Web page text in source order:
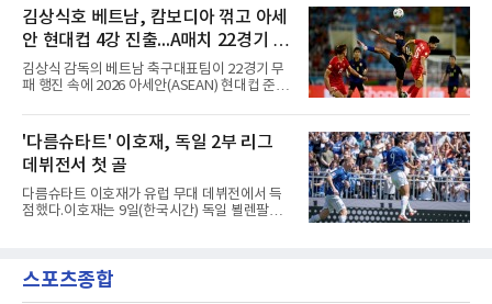
이컵 샤펠버그의 크로스가 걷혀 나오자 에디 세
구라가 페널티아크 왼쪽에서 오
인 AFC 챔피언스리그2(ACL2)로 향한다. 강원은
2024시즌 K리그1 준우승 자격으로 나선 지난 시
즌 ACLE에서 창단 첫 아시아 무대를 경험하며
16강에 진출했고, 2025시즌 리그 5위로 이번 출
전권을 얻었다.감바 오사카는 2025-2026시즌
ACL2 결승에서 크리스티아누 호날두의 소속팀
기세도 좋다.최근 리그 2연패로 상승세가 끊긴
강원은 이번 승리로 반등을 노린다. 김대
김상식호 베트남, 캄보디아 꺾고 아세
안 현대컵 4강 진출...A매치 22경기 무
패 질주
김상식 감독의 베트남 축구대표팀이 22경기 무
패 행진 속에 2026 아세안(ASEAN) 현대컵 준결
딘 국립경기장에서 열린 캄보디아와의 조별리그
A조 4차전에서 응우옌 딘 박의 2골과 상대 자책
골을 묶어 3-1로 이겼다. 3승 1무 승점 10으로
싱가포르(승점 8)를 제치고 조 1위를 차지했고,
A매치 연속 무패는 22경기(19승 3무)로 늘렸다.
종전 자국 기록은 18경기였다.2년마다 열리는
현대컵은 '동남아의 월드컵'으로 불리며, 스즈키
패와 통산 4번째 우승을 노린다.준결승 상대 말
레이시아는 8일 필리핀을 1-0
'다름슈타트' 이호재, 독일 2부 리그
데뷔전서 첫 골
다름슈타트 이호재가 유럽 무대 데뷔전에서 득
점했다.이호재는 9일(한국시간) 독일 뵐렌팔토
마허와 교체 투입된 그는 후반 31분 페널티지역
오른쪽에서 카이 클레피시의 패스를 받아 오른
스포츠종합